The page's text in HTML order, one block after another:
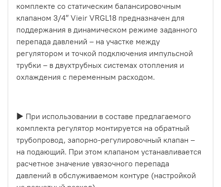
комплекте со статическим балансировочным
клапаном 3/4″ Vieir VRGL18 предназначен для
поддержания в динамическом режиме заданного
перепада давлений – на участке между
регулятором и точкой подключения импульсной
трубки – в двухтрубных системах отопления и
охлаждения с переменным расходом.
▶ При использовании в составе предлагаемого
комплекта регулятор монтируется на обратный
трубопровод, запорно-регулировочный клапан –
на подающий. При этом клапаном устанавливается
расчетное значение увязочного перепада
давлений в обслуживаемом контуре (настройкой